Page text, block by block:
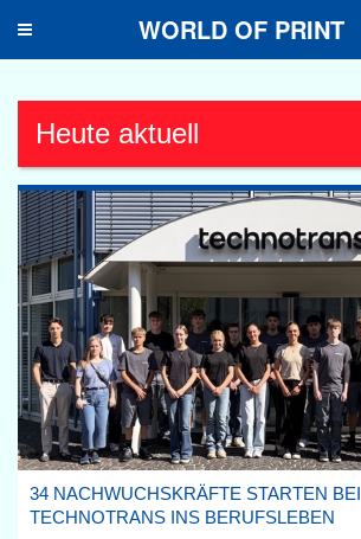
Toggle
WORLD OF PRINT
Heute aktuell
34 NACHWUCHSKRÄFTE STARTEN BEI
TECHNOTRANS INS BERUFSLEBEN